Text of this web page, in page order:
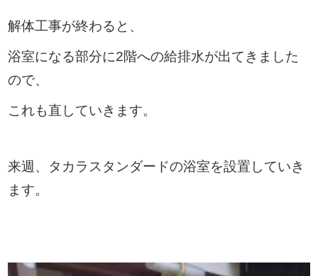
解体工事が終わると、
浴室になる部分に2階への給排水が出てきました
ので、
これも直していきます。
来週、タカラスタンダードの浴室を設置していき
ます。